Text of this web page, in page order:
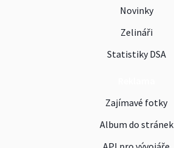
Novinky
Zelináři
Statistiky DSA
Zajímavé fotky
Album do stránek